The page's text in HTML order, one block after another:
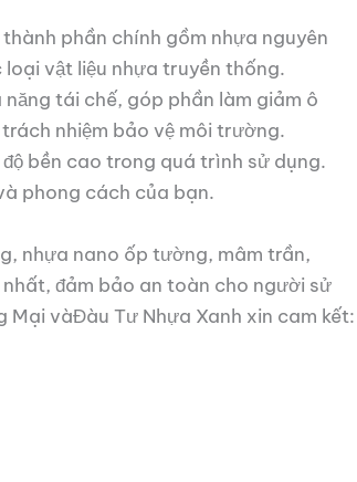
phần chính gồm nhựa nguyên
vật liệu nhựa truyền thống.
tái chế, góp phần làm giảm ô
nhiệm bảo vệ môi trường.
bền cao trong quá trình sử dụng.
phong cách của bạn.
nhựa nano ốp tường, mâm trần,
đảm bảo an toàn cho người sử
vàĐàu Tư Nhựa Xanh xin cam kết: